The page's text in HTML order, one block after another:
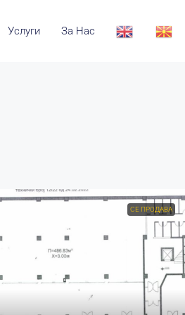
Услуги За Нас
СЕ ПРОДАВА